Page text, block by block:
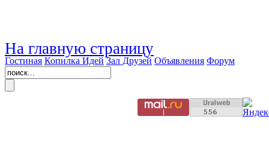
На главную страницу
Гостиная Копилка Идей Зал Друзей Объявления Форум